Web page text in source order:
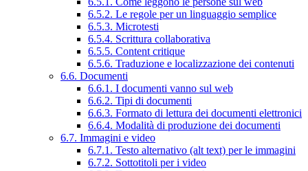
6.5.2. Le regole per un linguaggio semplice
6.5.3. Microtesti
6.5.4. Scrittura collaborativa
6.5.5. Content critique
6.5.6. Traduzione e localizzazione dei contenuti
6.6. Documenti
6.6.1. I documenti vanno sul web
6.6.2. Tipi di documenti
6.6.3. Formato di lettura dei documenti elettronici
6.6.4. Modalità di produzione dei documenti
6.7. Immagini e video
6.7.1. Testo alternativo (alt text) per le immagini
6.7.2. Sottotitoli per i video